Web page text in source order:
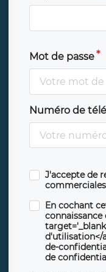
Mot de passe
Numéro de
J'accepte de
En cochant
connaissance
d'utilisation</
de-
de